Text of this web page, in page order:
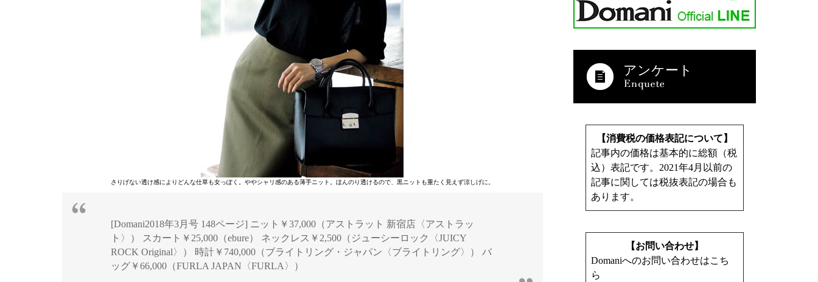
さりげない透け感によりどんな仕草も女っぽく。ややシャリ感のある薄手ニット。ほんのり透けるので、黒ニットも重たく見えず涼しげに。
[Domani2018年3月号 148ページ] ニット￥37,000（アストラット 新宿店〈アストラッ
ト〉） スカート￥25,000（ebure） ネックレス￥2,500（ジューシーロック〈JUICY
ROCK Original〉） 時計￥740,000（ブライトリング・ジャパン〈ブライトリング〉） バ
ッグ￥66,000（FURLA JAPAN〈FURLA〉）
アンケート
【消費税の価格表記について】
記事内の価格は基本的に総額（税
込）表記です。2021年4月以前の
記事に関しては税抜表記の場合も
あります。
【お問い合わせ】
Domaniへのお問い合わせはこち
ら